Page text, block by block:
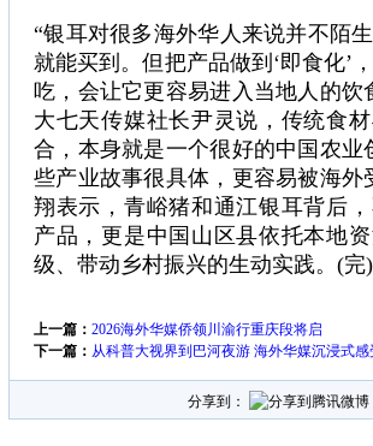
“银耳对很多海外华人来说并不陌
就能买到。但把产品做到‘即食化’
吃，会让它更容易进入当地人的饮
大七天传媒社长尹灵说，传统食
合，本身就是一个很好的中国农业
些产业故事很具体，更容易被海外
翔表示，青峪猪和通江银耳背后
产品，更是中国山区县依托本地
级、带动乡村振兴的生动实践。(完)
上一篇： 2026海外华媒侨领川渝行重庆段将启
下一篇： 从科普大视界到巴河夜游 海外华媒沉浸式
分享到：